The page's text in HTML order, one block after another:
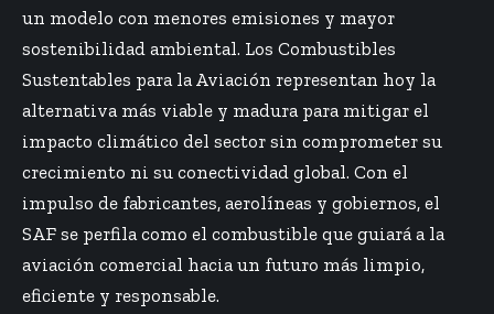
un modelo con menores emisiones y mayor
sostenibilidad ambiental. Los Combustibles
Sustentables para la Aviación representan hoy la
alternativa más viable y madura para mitigar el
impacto climático del sector sin comprometer su
crecimiento ni su conectividad global. Con el
impulso de fabricantes, aerolíneas y gobiernos, el
SAF se perfila como el combustible que guiará a la
aviación comercial hacia un futuro más limpio,
eficiente y responsable.